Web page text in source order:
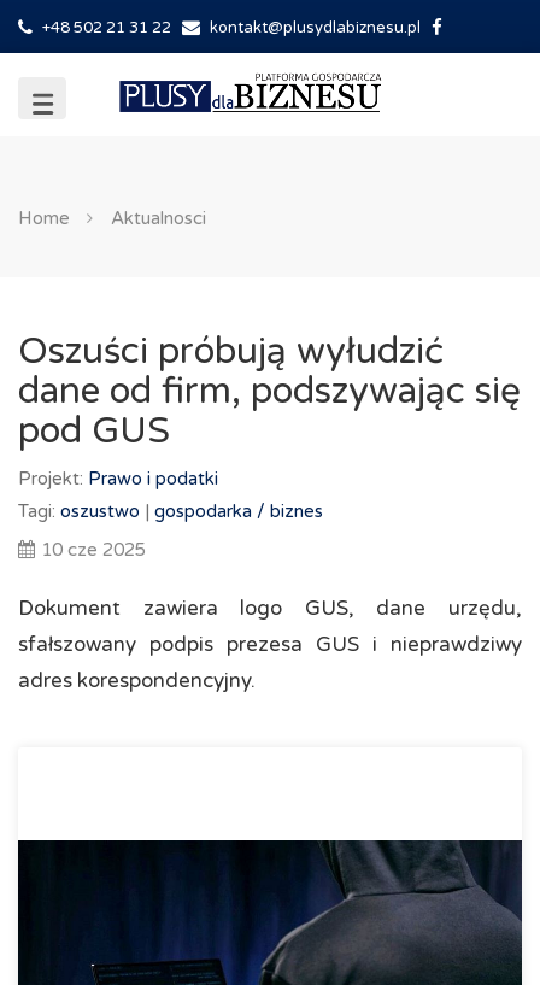
+48 502 21 31 22 kontakt@plusydlabiznesu.pl
Home Aktualnosci
Oszuści próbują wyłudzić
dane od firm, podszywając się
pod GUS
Projekt: Prawo i podatki
Tagi: oszustwo | gospodarka / biznes
10 cze 2025
Dokument zawiera logo GUS, dane urzędu,
sfałszowany podpis prezesa GUS i nieprawdziwy
adres korespondencyjny.